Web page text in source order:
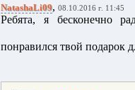
NatashaLi09, 08.10.2016 г. 11:45
Ребята, я бесконечно
понравился твой подарок